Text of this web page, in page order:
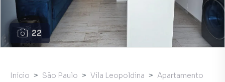
22
Início São Paulo Vila Leopoldina
Apartamento